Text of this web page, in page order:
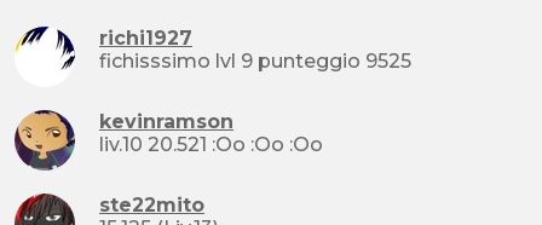
richi1927
fichisssimo lvl 9 punteggio 9525
kevinramson
liv.10 20.521 :Oo :Oo :Oo
ste22mito